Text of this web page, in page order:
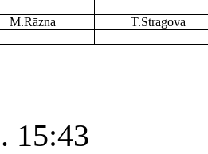
M.Rāzna T.Stragova
15:43